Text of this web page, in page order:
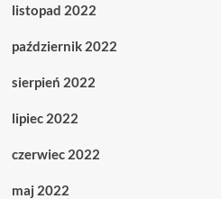
listopad 2022
październik 2022
sierpień 2022
lipiec 2022
czerwiec 2022
maj 2022